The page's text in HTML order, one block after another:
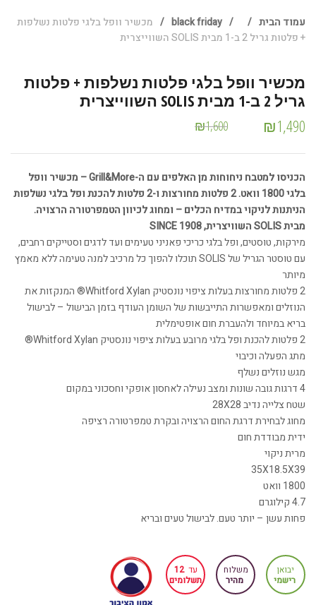
עמוד הבית /
/
black friday
/ מכשיר וופל בלגי פלטות נשלפות
+ פלטות גריל 2 ב-1 מבית SOLIS השווייצרית
מכשיר וופל בלגי פלטות נשלפות + פלטות
גריל 2 ב-1 מבית SOLIS השווייצרית
₪1,600 ₪1,490
הכניסו למטבח ניחוחות מן האלפים עם ה-Grill&More – מכשיר וופל
בלגי 1800 וואט. 2 פלטות מחורצות ו-2 פלטות להכנת ופל בלגי נשלפות
הניתנות לניקוי במדיח הכלים – ומחוג לכיוון הטמפרטורה הרצויה.
מבית SOLIS השוויצרית, SINCE 1908
מירקות, טוסטים, ופל בלגי כריכי פאניני טעימים ועד לדגים וסטייקים רחבים,
עם טוסטר הגריל של SOLIS תוכלו להפוך כל מרכיב למנה טעימה ללא מאמץ
מיותר
2 פלטות מחורצות בעלות ציפוי נונסטיק Whitford Xylan® המנקזות את
הנוזלים ומאפשרות התייבשות של השומן העודף בזמן הבישול – לבישול
בריא במיוחד ולהעברת חום אופטימלית
2 פלטות להכנת ופל בלגי מרובע בעלות ציפוי נונסטיק Whitford Xylan®
מתג הפעלה וכיבוי
מגש נוזלים נשלף
4 דרגות גובה שונות ומצב נעילה לאחסון אופקי וחסכוני במקום
שטח צלייה נדיב 28X28
מחוג לבחירת דרגת החום הרצויה ובקרת טמפרטורה רציפה
ידית מבודדת חום
מרית ניקוי
35X18.5X39
1800 וואט
4.7 קילוגרם
פחות עשן – יותר טעם. לבישול טעים ובריא
יבואן
רישמי
משלוח
מהיר
עד 12
תשלומים